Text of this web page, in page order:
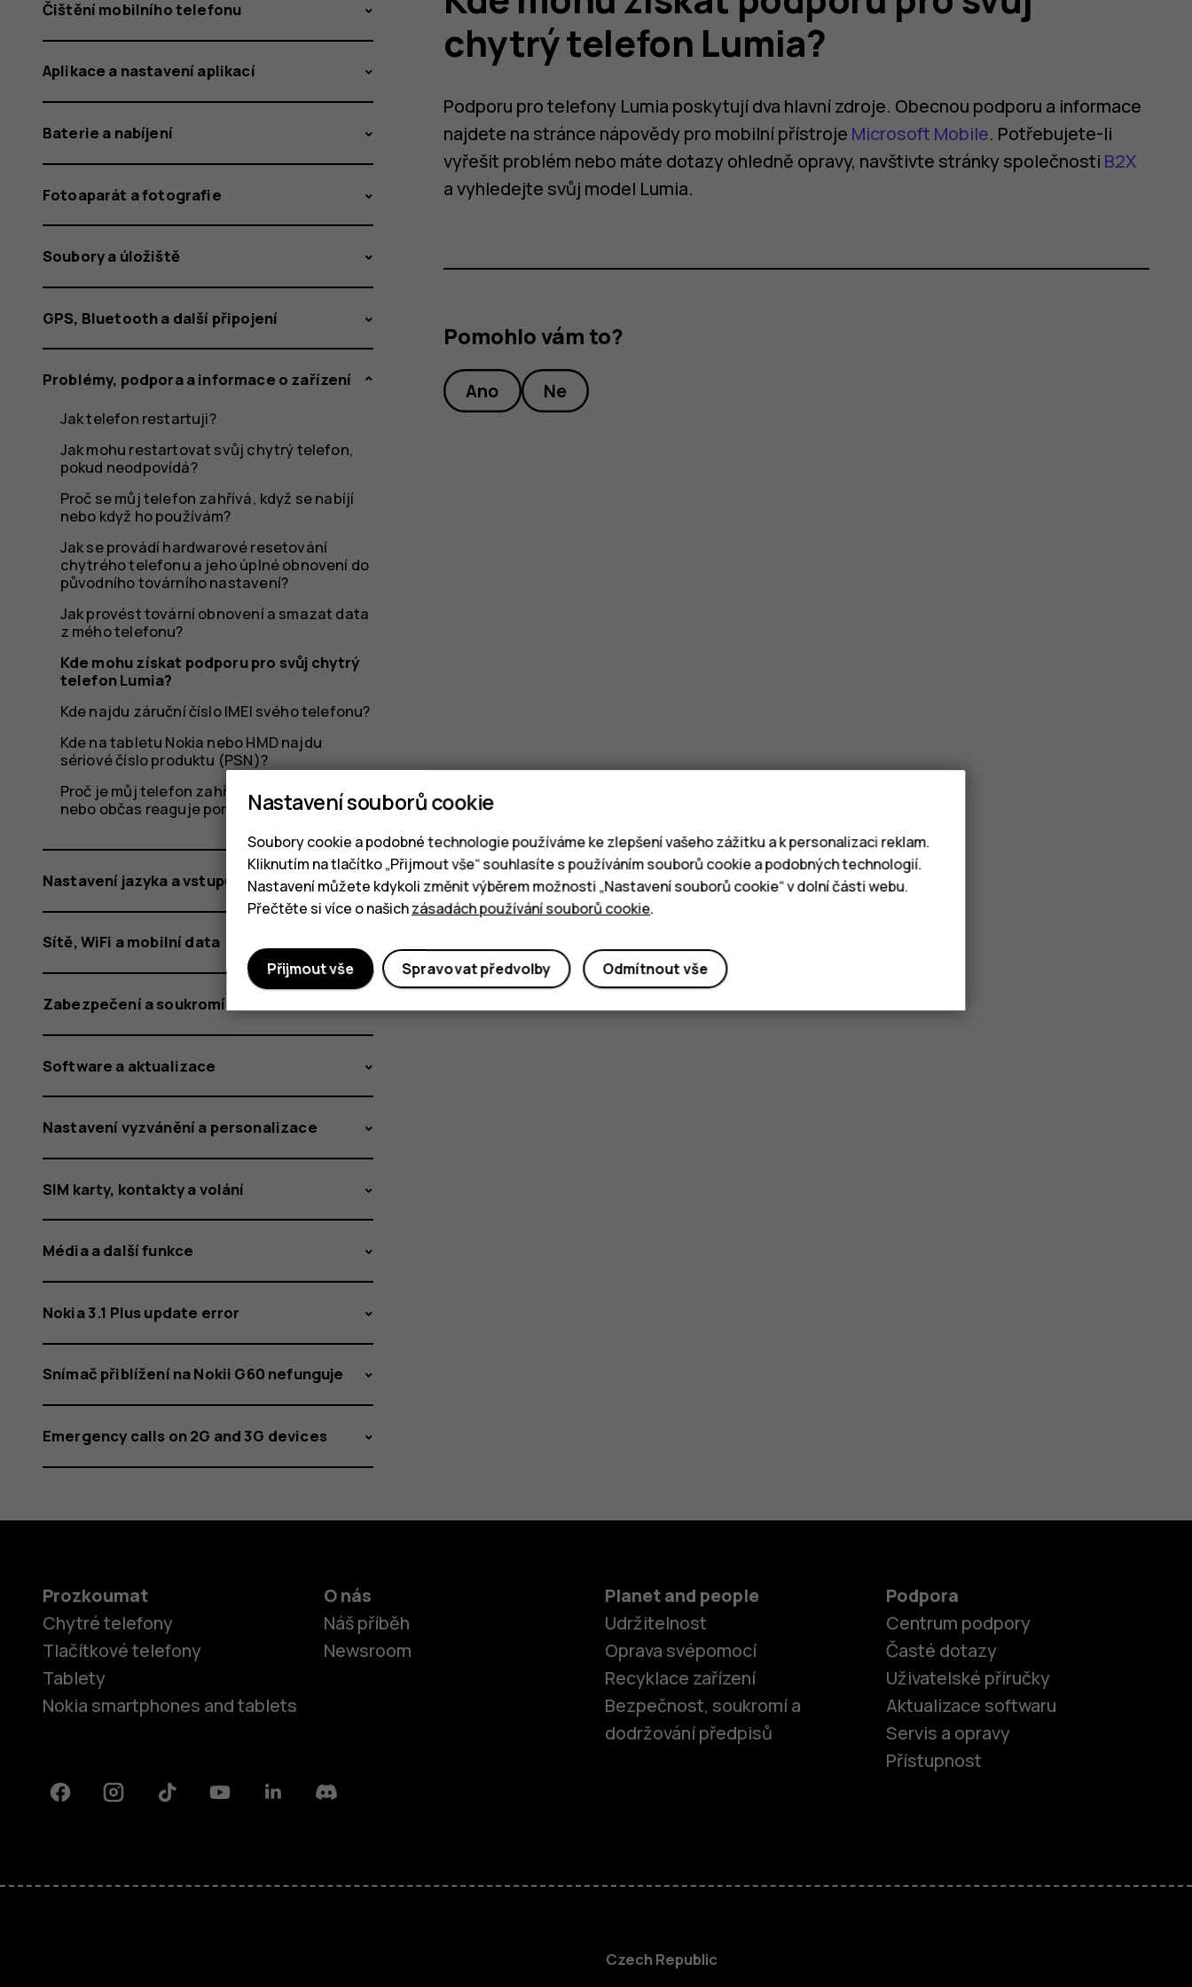
pro
svůj
chytrý
telefon
Lumia?
Čištění mobilního telefonu
Aplikace a nastavení aplikací
Baterie a nabíjení
Fotoaparát a fotografie
Soubory a úložiště
GPS, Bluetooth a další připojení
Problémy, podpora a informace o zařízení
Jak telefon restartuji?
Jak mohu restartovat svůj chytrý telefon,
pokud neodpovídá?
Proč se můj telefon zahřívá, když se nabíjí
nebo když ho používám?
Jak se provádí hardwarové resetování
chytrého telefonu a jeho úplné obnovení do
původního továrního nastavení?
Jak provést tovární obnovení a smazat data
z mého telefonu?
Kde mohu získat podporu pro svůj chytrý
telefon Lumia?
Kde najdu záruční číslo IMEI svého telefonu?
Kde na tabletu Nokia nebo HMD najdu
sériové číslo produktu (PSN)?
Proč je můj telefon zahřátý, zavírá aplikace
nebo občas reaguje pomaleji?
Nastavení jazyka a vstupu
Sítě, WiFi a mobilní data
Zabezpečení a soukromí
Software a aktualizace
Nastavení vyzvánění a personalizace
SIM karty, kontakty a volání
Média a další funkce
Nokia 3.1 Plus update error
Snímač přiblížení na Nokii G60 nefunguje
Emergency calls on 2G and 3G devices
chytrý telefon Lumia?
Podporu pro telefony Lumia poskytují dva hlavní zdroje. Obecnou podporu a informace
najdete na stránce nápovědy pro mobilní přístroje Microsoft Mobile. Potřebujete-li
vyřešit problém nebo máte dotazy ohledně opravy, navštivte stránky společnosti B2X
a vyhledejte svůj model Lumia.
Pomohlo vám to?
Ano Ne
Prozkoumat
Chytré telefony
Tlačítkové telefony
Tablety
Nokia smartphones and tablets
O nás
Náš příběh
Newsroom
Planet and people
Udržitelnost
Oprava svépomocí
Recyklace zařízení
Bezpečnost, soukromí a
dodržování předpisů
Podpora
Centrum podpory
Časté dotazy
Uživatelské příručky
Aktualizace softwaru
Servis a opravy
Přístupnost
FacebookInstagramTiktok YoutubeLinkedinDiscord
Czech Republic
Nastavení souborů cookie
Soubory cookie a podobné technologie používáme ke zlepšení vašeho zážitku a k personalizaci reklam.
Kliknutím na tlačítko „Přijmout vše“ souhlasíte s používáním souborů cookie a podobných technologií.
Nastavení můžete kdykoli změnit výběrem možnosti „Nastavení souborů cookie“ v dolní části webu.
Přečtěte si více o našichzásadách používání souborů cookie.
Odmítnout vše
Spravovat předvolby
Přijmout vše